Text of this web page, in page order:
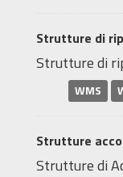
Strutture di
Strutture di
WMS
Strutture
Strutture di